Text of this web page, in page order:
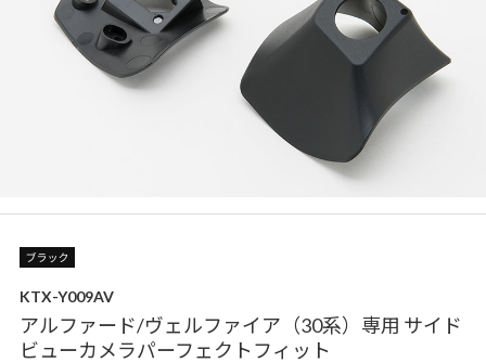
KTX-Y009AV
アルファード/ヴェルファイア（30系）専用 サイド
ビューカメラパーフェクトフィット